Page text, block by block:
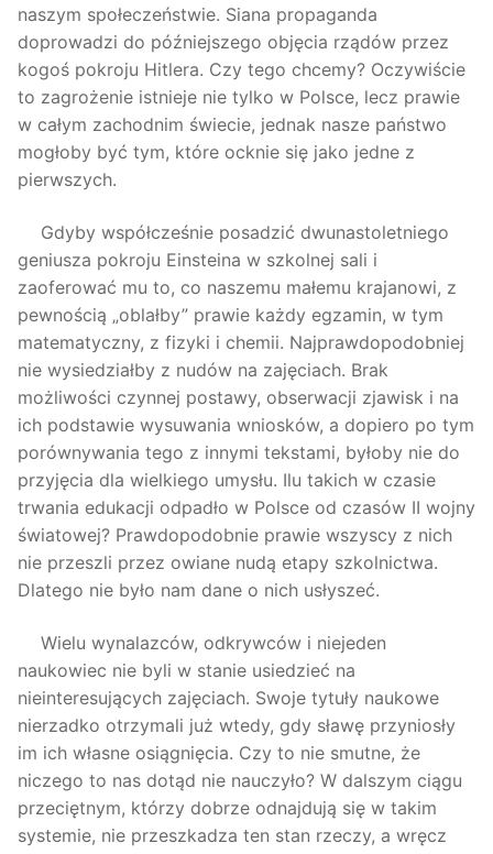
naszym społeczeństwie. Siana propaganda
doprowadzi do późniejszego objęcia rządów przez
kogoś pokroju Hitlera. Czy tego chcemy? Oczywiście
to zagrożenie istnieje nie tylko w Polsce, lecz prawie
w całym zachodnim świecie, jednak nasze państwo
mogłoby być tym, które ocknie się jako jedne z
pierwszych.
Gdyby współcześnie posadzić dwunastoletniego
geniusza pokroju Einsteina w szkolnej sali i
zaoferować mu to, co naszemu małemu krajanowi, z
pewnością „oblałby” prawie każdy egzamin, w tym
matematyczny, z fizyki i chemii. Najprawdopodobniej
nie wysiedziałby z nudów na zajęciach. Brak
możliwości czynnej postawy, obserwacji zjawisk i na
ich podstawie wysuwania wniosków, a dopiero po tym
porównywania tego z innymi tekstami, byłoby nie do
przyjęcia dla wielkiego umysłu. Ilu takich w czasie
trwania edukacji odpadło w Polsce od czasów II wojny
światowej? Prawdopodobnie prawie wszyscy z nich
nie przeszli przez owiane nudą etapy szkolnictwa.
Dlatego nie było nam dane o nich usłyszeć.
Wielu wynalazców, odkrywców i niejeden
naukowiec nie byli w stanie usiedzieć na
nieinteresujących zajęciach. Swoje tytuły naukowe
nierzadko otrzymali już wtedy, gdy sławę przyniosły
im ich własne osiągnięcia. Czy to nie smutne, że
niczego to nas dotąd nie nauczyło? W dalszym ciągu
przeciętnym, którzy dobrze odnajdują się w takim
systemie, nie przeszkadza ten stan rzeczy, a wręcz